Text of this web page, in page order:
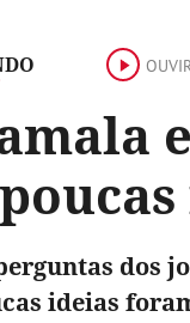
dos
ideias